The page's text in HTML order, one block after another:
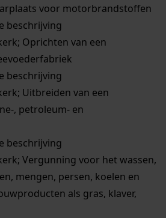
voor motorbrandstoffen
beschrijving
Oprichten van een
beschrijving
Uitbreiden van een
, petroleum- en
beschrijving
Vergunning voor het wassen,
mengen, persen, koelen en
als gras, klaver,